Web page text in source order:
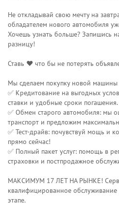
Не откладывай свою мечту на
обладателем нового автомобиля
Хочешь узнать больше? Запишись
разницу!
Ставь ❤️ что бы не потерять
Мы сделаем покупку новой машины
✅ Кредитование на выгодных
ставки и удобные сроки погашения.
✅ Обмен старого автомобиля: мы
транспорт и предложим
✅ Тест-драйв: почувствуй мощь и
прямо сейчас!
✅ Полный пакет услуг: помощь в
страховки и постпродажное
МАКСИМУМ 17 ЛЕТ НА РЫНКЕ!
квалифицированное
этапе.